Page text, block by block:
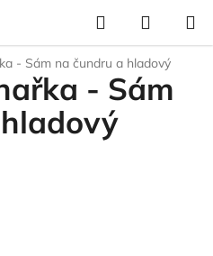
Hledat
KOŠÍK
- Sám na čundru a hladový
- Sám